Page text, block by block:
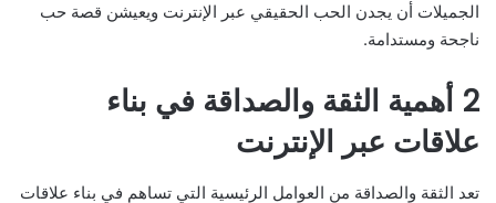
الجميلات أن يجدن الحب الحقيقي عبر الإنترنت ويعيشن قصة حب
ناجحة ومستدامة.
2 أهمية الثقة والصداقة في بناء
علاقات عبر الإنترنت
تعد الثقة والصداقة من العوامل الرئيسية التي تساهم في بناء علاقات